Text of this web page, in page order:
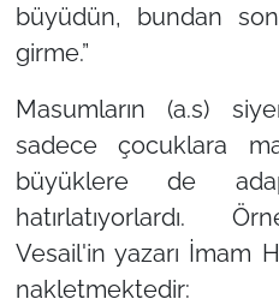
büyüdün, bundan
girme.”
Masumların (a.s)
sadece çocuklara
büyüklere de
hatırlatıyorlardı.
Vesail'in yazarı İmam
nakletmektedir: